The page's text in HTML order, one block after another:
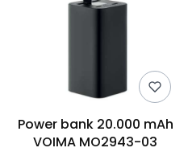
Power bank 20.000 mAh
VOIMA MO2943-03